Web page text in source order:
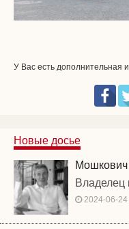
У Вас есть дополнительная
Новые досье
Владелец
2024-06-24